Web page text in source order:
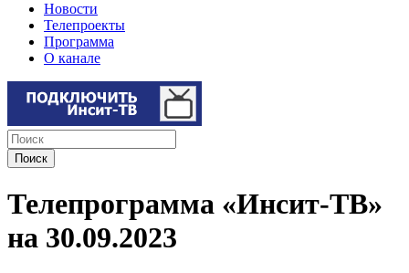
Новости
Телепроекты
Программа
О канале
Телепрограмма «Инсит-ТВ»
на 30.09.2023